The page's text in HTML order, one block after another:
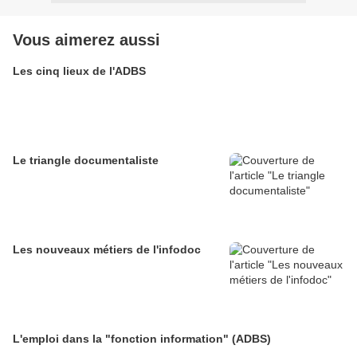
Vous aimerez aussi
Les cinq lieux de l'ADBS
Le triangle documentaliste
Les nouveaux métiers de l'infodoc
L'emploi dans la "fonction information" (ADBS)